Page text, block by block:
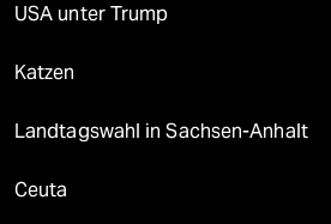
USA unter Trump
Katzen
Landtagswahl in Sachsen-Anhalt
Ceuta